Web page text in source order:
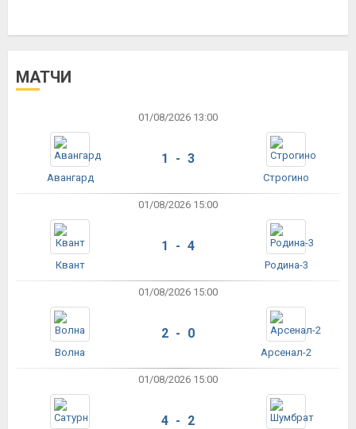
МАТЧИ
01/08/2026 13:00
Авангард
1 - 3
Строгино
01/08/2026 15:00
Квант
1 - 4
Родина-3
01/08/2026 15:00
Волна
2 - 0
Арсенал-2
01/08/2026 15:00
4 - 2